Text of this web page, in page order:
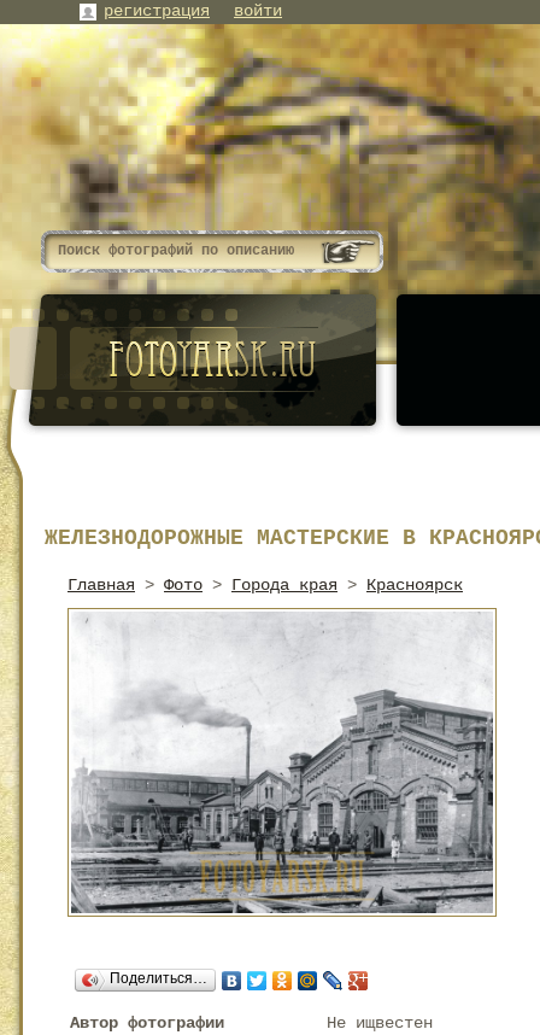
ЖЕЛЕЗНОДОРОЖНЫЕ МАСТЕРСКИЕ В
Главная > Фото > Города края > Красноярск
Поделиться…
Автор фотографии
Не ищвестен
регистрация войти